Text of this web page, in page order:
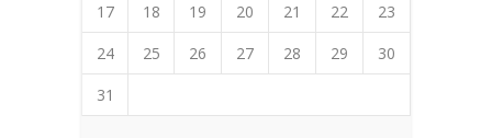
17
18 19 20 21 22
23
24
25 26 27 28 29
30
31